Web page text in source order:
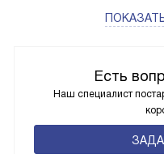
Есть
Наш специалист